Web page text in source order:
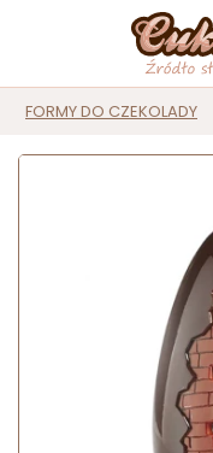
FORMY DO CZEKOLADY